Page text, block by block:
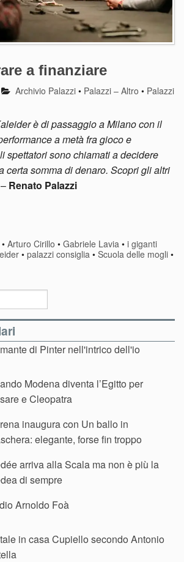
a finanziare
Archivio Palazzi • Palazzi – Altro • Palazzi
è di passaggio a Milano con il
a metà fra gioco e
spettatori sono chiamati a decidere
certa somma di denaro. Scopri gli altri
– Renato Palazzi
•Arturo Cirillo •Gabriele Lavia •i giganti
• palazzi consiglia • Scuola delle mogli •
di Pinter nell'intrico dell'io
Modena diventa l’Egitto per
e Cleopatra
inaugura con Un ballo in
elegante, forse fin troppo
arriva alla Scala ma non è più la
di sempre
Arnoldo Foà
in casa Cupiello secondo Antonio